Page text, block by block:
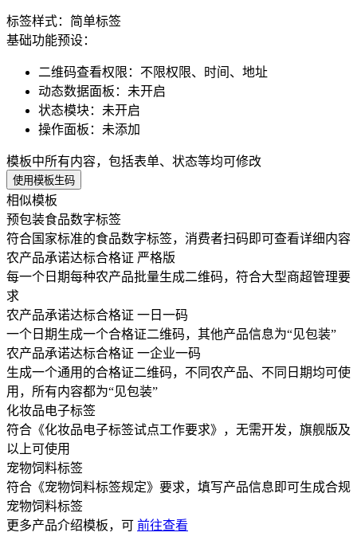
标签样式： 简单标签
基础功能预设：
二维码查看权限 ： 不限权限、时间、地址
动态数据面板 ： 未开启
状态模块： 未开启
操作面板 ： 未添加
模板中所有内容，包括表单、状态等均可修改
使用模板生码
相似模板
预包装食品数字标签
符合国家标准的食品数字标签，消费者扫码即可查看详细内容
农产品承诺达标合格证 严格版
每一个日期每种农产品批量生成二维码，符合大型商超管理要
求
农产品承诺达标合格证 一日一码
一个日期生成一个合格证二维码，其他产品信息为“见包装”
农产品承诺达标合格证 一企业一码
生成一个通用的合格证二维码，不同农产品、不同日期均可使
用，所有内容都为“见包装”
化妆品电子标签
符合《化妆品电子标签试点工作要求》，无需开发，旗舰版及
以上可使用
宠物饲料标签
符合《宠物饲料标签规定》要求，填写产品信息即可生成合规
宠物饲料标签
更多产品介绍模板，可 前往查看